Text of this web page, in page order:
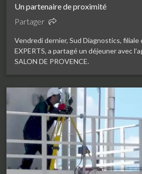
Un partenaire de proximité
Partager
Vendredi dernier, Sud Diagnostics, filiale
EXPERTS, a partagé un déjeuner avec
SALON DE PROVENCE.